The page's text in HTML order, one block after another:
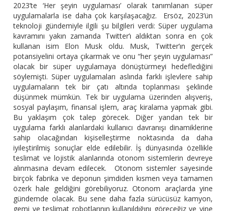
2023’te ‘Her şeyin uygulaması’ olarak tanımlanan süper
uygulamalarla ise daha çok karşılaşacağız. Ersöz, 2023’ün
teknoloji gündemiyle ilgili şu bilgileri verdi: Süper uygulama
kavramını yakın zamanda Twitter’ı aldıktan sonra en çok
kullanan isim Elon Musk oldu. Musk, Twitter’ın gerçek
potansiyelini ortaya çıkarmak ve onu “her şeyin uygulaması”
olacak bir süper uygulamaya dönüştürmeyi hedeflediğini
söylemişti. Süper uygulamaları aslında farklı işlevlere sahip
uygulamaların tek bir çatı altında toplanması şeklinde
düşünmek mümkün. Tek bir uygulama üzerinden alışveriş,
sosyal paylaşım, finansal işlem, araç kiralama yapmak gibi.
Bu yaklaşım çok talep görecek. Diğer yandan tek bir
uygulama farklı alanlardaki kullanıcı davranışı dinamiklerine
sahip olacağından kişiselleştirme noktasında da daha
iyileştirilmiş sonuçlar elde edilebilir. İş dünyasında özellikle
teslimat ve lojistik alanlarında otonom sistemlerin devreye
alınmasına devam edilecek. Otonom sistemler sayesinde
birçok fabrika ve deponun şimdiden kısmen veya tamamen
özerk hale geldiğini görebiliyoruz. Otonom araçlarda yine
gündemde olacak. Bu sene daha fazla sürücüsüz kamyon,
gemi ve teslimat robotlarının kullanıldığını göreceğiz ve yine